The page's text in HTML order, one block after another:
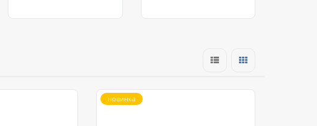
новинка